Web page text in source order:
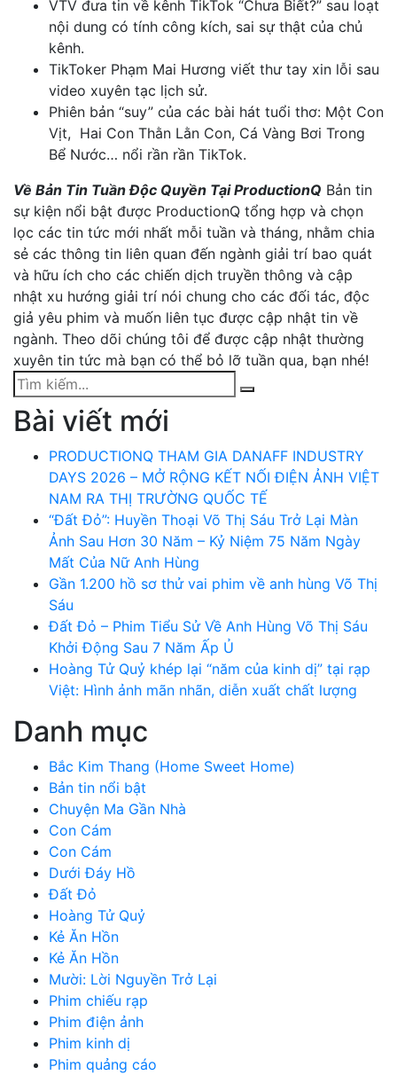
VTV đưa tin về kênh TikTok “Chưa Biết?” sau loạt
nội dung có tính công kích, sai sự thật của chủ
kênh.
TikToker Phạm Mai Hương viết thư tay xin lỗi sau
video xuyên tạc lịch sử.
Phiên bản “suy” của các bài hát tuổi thơ: Một Con
Vịt, Hai Con Thằn Lằn Con, Cá Vàng Bơi Trong
Bể Nước… nổi rần rần TikTok.
Về Bản Tin Tuần Độc Quyền Tại ProductionQ Bản tin
sự kiện nổi bật được ProductionQ tổng hợp và chọn
lọc các tin tức mới nhất mỗi tuần và tháng, nhằm chia
sẻ các thông tin liên quan đến ngành giải trí bao quát
và hữu ích cho các chiến dịch truyền thông và cập
nhật xu hướng giải trí nói chung cho các đối tác, độc
giả yêu phim và muốn liên tục được cập nhật tin về
ngành. Theo dõi chúng tôi để được cập nhật thường
xuyên tin tức mà bạn có thể bỏ lỡ tuần qua, bạn nhé!
Search
for:
Bài viết mới
PRODUCTIONQ THAM GIA DANAFF INDUSTRY
DAYS 2026 – MỞ RỘNG KẾT NỐI ĐIỆN ẢNH VIỆT
NAM RA THỊ TRƯỜNG QUỐC TẾ
“Đất Đỏ”: Huyền Thoại Võ Thị Sáu Trở Lại Màn
Ảnh Sau Hơn 30 Năm – Kỷ Niệm 75 Năm Ngày
Mất Của Nữ Anh Hùng
Gần 1.200 hồ sơ thử vai phim về anh hùng Võ Thị
Sáu
Đất Đỏ – Phim Tiểu Sử Về Anh Hùng Võ Thị Sáu
Khởi Động Sau 7 Năm Ấp Ủ
Hoàng Tử Quỷ khép lại “năm của kinh dị” tại rạp
Việt: Hình ảnh mãn nhãn, diễn xuất chất lượng
Danh mục
Bắc Kim Thang (Home Sweet Home)
Bản tin nổi bật
Chuyện Ma Gần Nhà
Con Cám
Con Cám
Dưới Đáy Hồ
Đất Đỏ
Hoàng Tử Quỷ
Kẻ Ăn Hồn
Kẻ Ăn Hồn
Mười: Lời Nguyền Trở Lại
Phim chiếu rạp
Phim điện ảnh
Phim kinh dị
Phim quảng cáo